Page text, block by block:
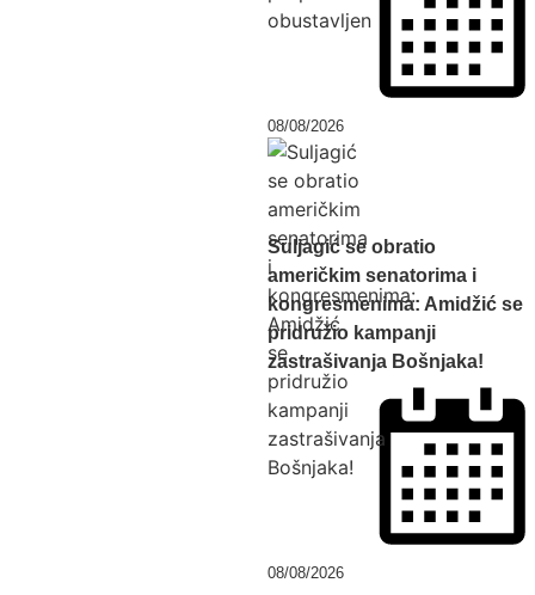
08/08/2026
Suljagić se obratio
američkim senatorima i
kongresmenima: Amidžić se
pridružio kampanji
zastrašivanja Bošnjaka!
08/08/2026